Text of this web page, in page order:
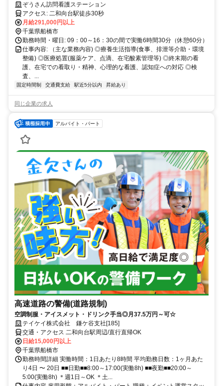
い環境でプライベートと仕事の両立をさせませんか？
ぞうさん訪問看護ステーション
アクセス: 二和向台駅徒歩30秒
月給291,000円以上
千葉県船橋市
勤務時間・曜日: 09：00～16：30の間で実働6時間30分（休憩60分）
仕事内容: （主な業務内容) ◎療養生活指導(食事、排泄等介助・環境
整備) ◎医療処置(服薬ケア、点滴、在宅酸素管理等) ◎終末期の看
護、在宅での看取り・精神、心理的な看護、認知症への対応 ◎検
査、...
固定時間制 交通費支給 駅近5分以内 昇給あり
同じ企業の求人
アルバイト・パート
高速道路の警備(道路規制)
空調制服・アイスメット・ドリンク手当◎月37.5万円～可☆
テイケイ株式会社 鎌ケ谷支社[185]
交通・アクセス 二和向台駅周辺/直行直帰OK
日給15,000円以上
千葉県船橋市
勤務時間詳細 実働時間：1日あたり8時間 平均勤務日数：1ヶ月あた
り4日 〜 20日 ■■日勤■■8:00～17:00(実働8h) ■■夜勤■■20:00～
5:00(実働8h) ＊週1日～OK ＊土...